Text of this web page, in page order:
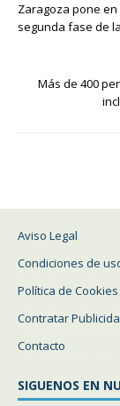
Zaragoza pone
segunda fase de
Más de 400
Aviso Legal
Condiciones de
Política de Cookies
Contratar
Contacto
SIGUENOS EN